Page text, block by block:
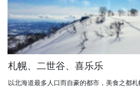
札幌、二世谷、喜乐乐
以北海道最多人口而自豪的都市，美食之都